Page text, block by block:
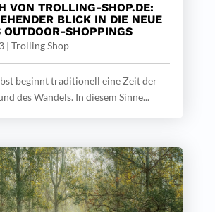
VON TROLLING-SHOP.DE:
BLICK IN DIE NEUE
OUTDOOR-SHOPPINGS
| Trolling Shop
beginnt traditionell eine Zeit der
des Wandels. In diesem Sinne...